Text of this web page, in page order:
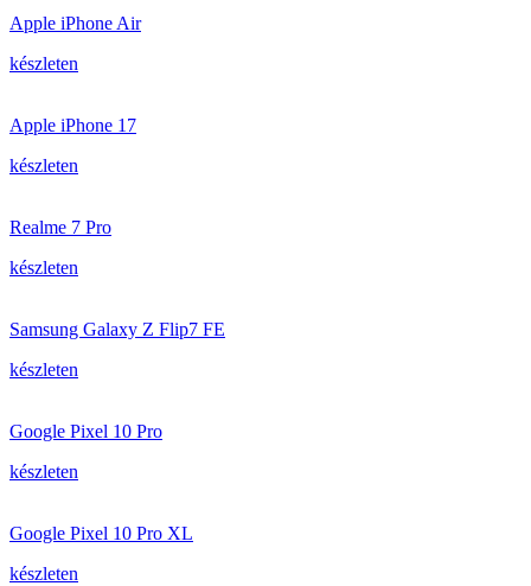
Apple iPhone Air
készleten
Apple iPhone 17
készleten
Realme 7 Pro
készleten
Samsung Galaxy Z Flip7 FE
készleten
Google Pixel 10 Pro
készleten
Google Pixel 10 Pro XL
készleten